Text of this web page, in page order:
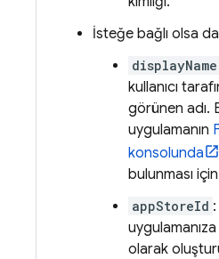
İsteğe bağlı olsa
displayName
kullanıcı
görünen adı.
uygulamanın
konsolunda
bulunması için
appStoreId
olarak